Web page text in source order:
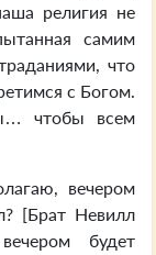
религия не
самим
что
с Богом.
чтобы всем
вечером
[Брат Невилл
будет